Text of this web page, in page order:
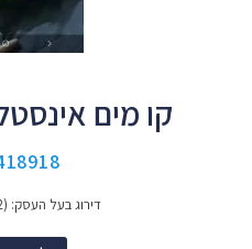
קו מים
דירוג בעל העסק: (2)